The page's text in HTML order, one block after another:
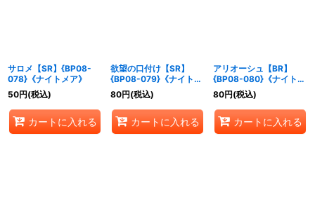
サロメ【SR】{BP08-
078}《ナイトメア》
50円(税込)
カートに入れる
欲望の口付け【SR】
{BP08-079}《ナイトメ
ア》
80円(税込)
カートに入れる
アリオーシュ【BR】
{BP08-080}《ナイトメ
ア》
80円(税込)
カートに入れる